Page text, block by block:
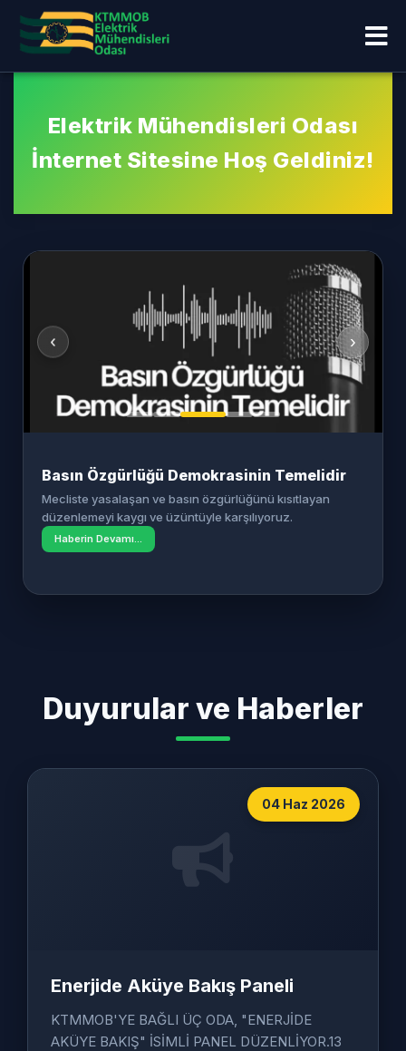
Elektrik Mühendisleri Odası
İnternet Sitesine Hoş Geldiniz!
Haberin Devamı...
Haberin Devamı...
Basın Özgürlüğü Demokrasinin Temelidir
Mecliste yasalaşan ve basın özgürlüğünü kısıtlayan
düzenlemeyi kaygı ve üzüntüyle karşılıyoruz.
Haberin Devamı...
Haberin Devamı...
‹ ›
Duyurular ve Haberler
04 Haz 2026
Enerjide Aküye Bakış Paneli
KTMMOB'YE BAĞLI ÜÇ ODA, "ENERJİDE
AKÜYE BAKIŞ" İSİMLİ PANEL DÜZENLİYOR.13